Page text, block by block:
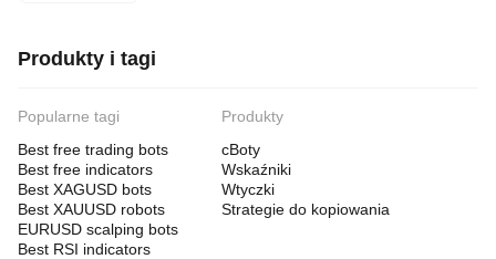
Produkty i tagi
Popularne tagi
Best free trading bots
Best free indicators
Best XAGUSD bots
Best XAUUSD robots
EURUSD scalping bots
Best RSI indicators
Produkty
cBoty
Wskaźniki
Wtyczki
Strategie do kopiowania